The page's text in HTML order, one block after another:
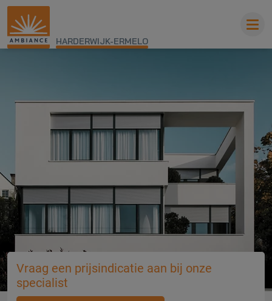
HARDERWIJK-ERMELO
Vraag een prijsindicatie aan bij onze
specialist